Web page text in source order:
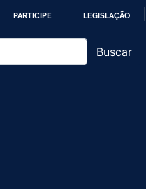
PARTICIPE LEGISLAÇÃO
Buscar